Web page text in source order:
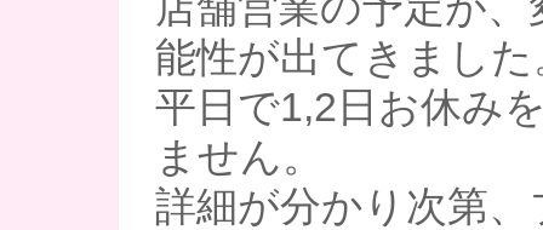
能性が出てきました
平日で1,2日お休み
ません。
詳細が分かり次第